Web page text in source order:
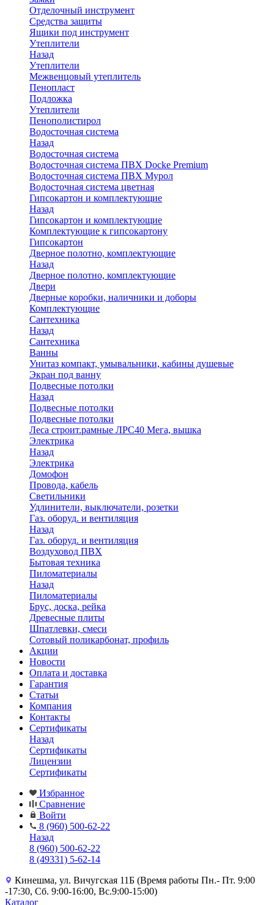
Отделочный инструмент
Средства защиты
Ящики под инструмент
Утеплители
Назад
Утеплители
Межвенцовый утеплитель
Пенопласт
Подложка
Утеплители
Пенополистирол
Водосточная система
Назад
Водосточная система
Водосточная система ПВХ Docke Premium
Водосточная система ПВХ Мурол
Водосточная система цветная
Гипсокартон и комплектующие
Назад
Гипсокартон и комплектующие
Комплектующие к гипсокартону
Гипсокартон
Дверное полотно, комплектующие
Назад
Дверное полотно, комплектующие
Двери
Дверные коробки, наличники и доборы
Комплектующие
Сантехника
Назад
Сантехника
Ванны
Унитаз компакт, умывальники, кабины душевые
Экран под ванну
Подвесные потолки
Назад
Подвесные потолки
Подвесные потолки
Леса строит.рамные ЛРС40 Мега, вышка
Электрика
Назад
Электрика
Домофон
Провода, кабель
Светильники
Удлинители, выключатели, розетки
Газ. оборуд. и вентиляция
Назад
Газ. оборуд. и вентиляция
Воздуховод ПВХ
Бытовая техника
Пиломатериалы
Назад
Пиломатериалы
Брус, доска, рейка
Древесные плиты
Шпатлевки, смеси
Сотовый поликарбонат, профиль
Акции
Новости
Оплата и доставка
Гарантия
Статьи
Компания
Контакты
Сертификаты
Назад
Сертификаты
Лицензии
Сертификаты
Избранное
Сравнение
Войти
8 (960) 500-62-22
Назад
8 (960) 500-62-22
8 (49331) 5-62-14
Кинешма, ул. Вичугская 11Б (Время работы Пн.- Пт. 9:00
-17:30, Сб. 9:00-16:00, Вс.9:00-15:00)
Каталог